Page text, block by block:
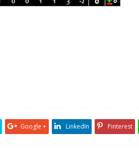
Google + LinkedIn Pinterest